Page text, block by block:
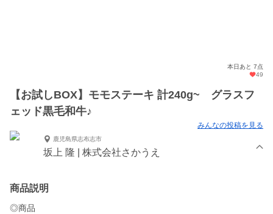
本日あと 7点
49
【お試しBOX】モモステーキ 計240g~ グラスフ
ェッド黒毛和牛♪
みんなの投稿を見る
鹿児島県志布志市
坂上 隆 | 株式会社さかうえ
商品説明
◎商品